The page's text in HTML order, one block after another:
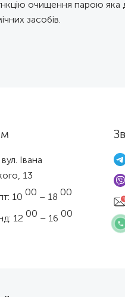
очищення парою яка
засобів.
вул. Івана
13
10 00 – 18 00
12 00 – 16 00